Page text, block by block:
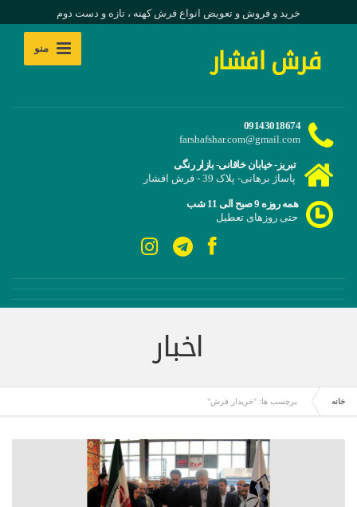
خرید و فروش و تعویض انواع فرش کهنه ، تازه و دست دوم
فرش افشار منو
09143018674
farshafshar.com@gmail.com
تبریز- خیابان خاقانی- بازار رنگی
پاساژ برهانی- پلاک 39 - فرش افشار
همه روزه 9 صبح الی 11 شب
حتی روزهای تعطیل
اخبار
خانه برچسب ها: "خریدار فرش"